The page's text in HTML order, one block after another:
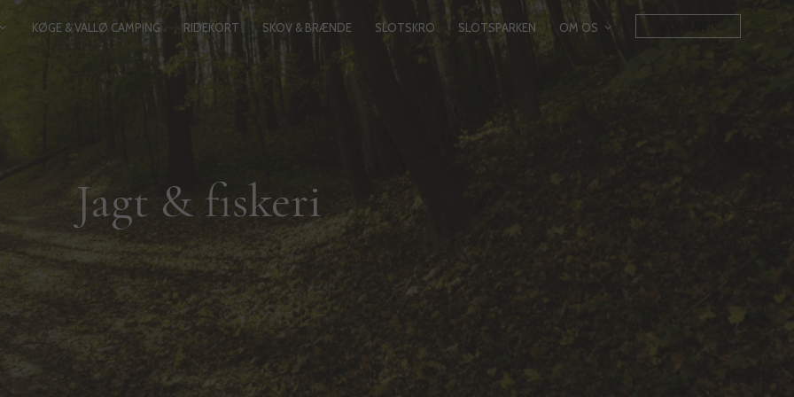
KØGE & VALLØ CAMPING RIDEKORT SKOV & BRÆNDE SLOTSKRO SLOTSPARKEN OM OS
Jagt & fiskeri